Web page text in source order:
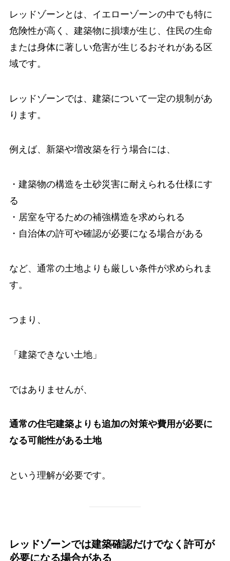
レッドゾーンとは、イエローゾーンの中でも特に
危険性が高く、建築物に損壊が生じ、住民の生命
または身体に著しい危害が生じるおそれがある区
域です。
レッドゾーンでは、建築について一定の規制があ
ります。
例えば、新築や増改築を行う場合には、
・建築物の構造を土砂災害に耐えられる仕様にす
る
・居室を守るための補強構造を求められる
・自治体の許可や確認が必要になる場合がある
など、通常の土地よりも厳しい条件が求められま
す。
つまり、
「建築できない土地」
ではありませんが、
通常の住宅建築よりも追加の対策や費用が必要に
なる可能性がある土地
という理解が必要です。
レッドゾーンでは建築確認だけでなく許可が
必要になる場合がある